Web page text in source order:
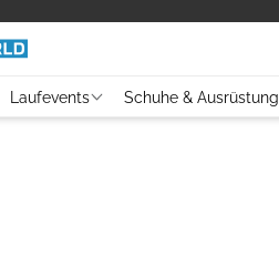
Laufevents Schuhe & Ausrüstung